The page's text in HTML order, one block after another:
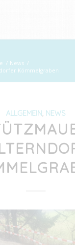
/ News /
Kömmelgraben
ALLGEMEIN, NEWS